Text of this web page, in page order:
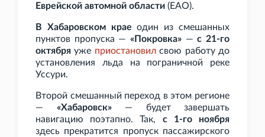
Еврейской автомной области (ЕАО).
В Хабаровском крае один из смешанных
пунктов пропуска — «Покровка» —с 21-го
октября уже приостановилсвою работу до
установления льда на пограничной реке
Уссури.
Второй смешанный переход в этом регионе
— «Хабаровск»— будет завершать
навигацию поэтапно. Так, с 1-го ноября
здесь прекратится пропуск пассажирского